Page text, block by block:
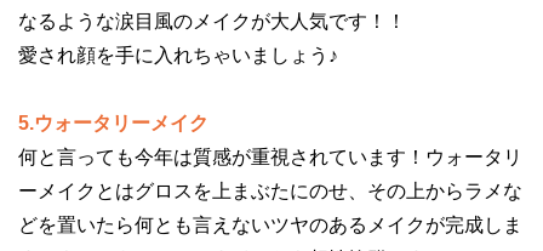
なるような涙目風のメイクが大人気です！！
愛され顔を手に入れちゃいましょう♪
5.ウォータリーメイク
何と言っても今年は質感が重視されています！ウォータリ
ーメイクとはグロスを上まぶたにのせ、その上からラメな
どを置いたら何とも言えないツヤのあるメイクが完成しま